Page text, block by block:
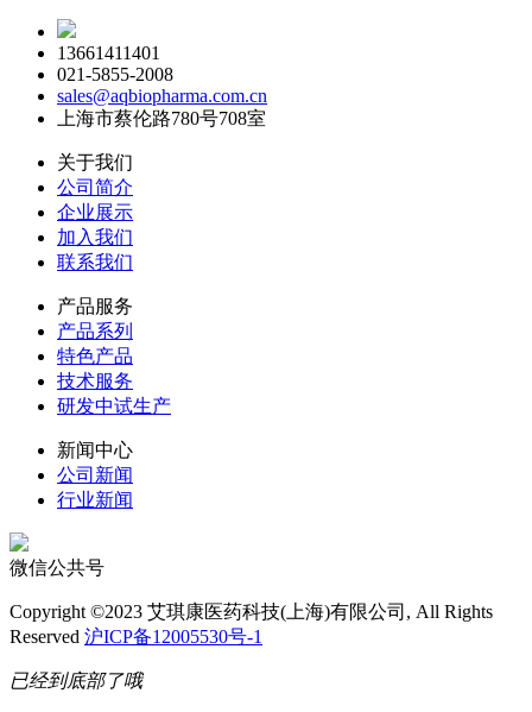
13661411401
021-5855-2008
sales@aqbiopharma.com.cn
上海市蔡伦路780号708室
关于我们
公司简介
企业展示
加入我们
联系我们
产品服务
产品系列
特色产品
技术服务
研发中试生产
新闻中心
公司新闻
行业新闻
微信公共号
Copyright ©2023 艾琪康医药科技(上海)有限公司, All Rights
Reserved 沪ICP备12005530号-1
已经到底部了哦